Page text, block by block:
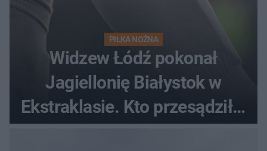
PIŁKA NOŻNA
Widzew Łódź pokonał
Jagiellonię Białystok w
Ekstraklasie. Kto przesądził o
losach meczu?